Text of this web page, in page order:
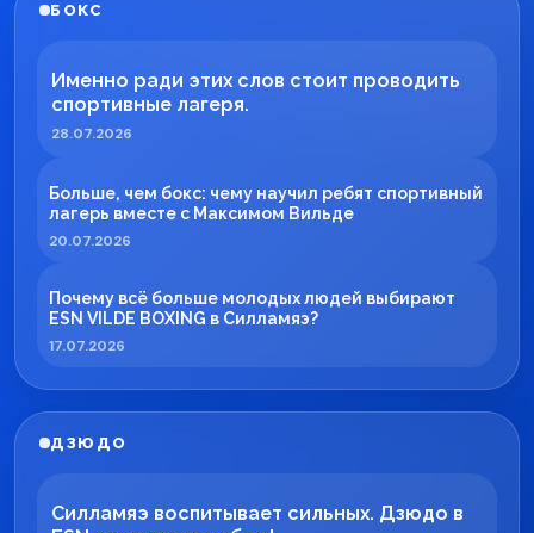
БОКС
Именно ради этих слов стоит проводить
спортивные лагеря.
28.07.2026
Больше, чем бокс: чему научил ребят спортивный
лагерь вместе с Максимом Вильде
20.07.2026
Почему всё больше молодых людей выбирают
ESN VILDE BOXING в Силламяэ?
17.07.2026
ДЗЮДО
Силламяэ воспитывает сильных. Дзюдо в